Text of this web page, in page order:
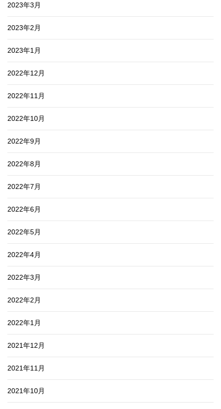
2023年3月
2023年2月
2023年1月
2022年12月
2022年11月
2022年10月
2022年9月
2022年8月
2022年7月
2022年6月
2022年5月
2022年4月
2022年3月
2022年2月
2022年1月
2021年12月
2021年11月
2021年10月